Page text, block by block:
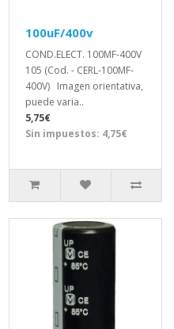
100uF/400v
COND.ELECT. 100MF-400V
105 (Cod. - CERL-100MF-
400V) Imagen orientativa,
puede varia..
5,75€
Sin impuestos: 4,75€